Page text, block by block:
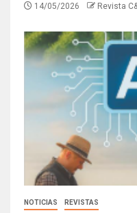
14/05/2026 Revista
NOTICIAS REVISTAS